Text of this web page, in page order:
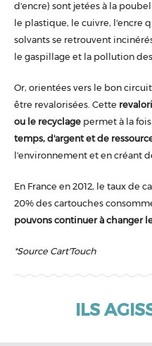
d'encre) sont jetées à la
le plastique, le cuivre, l'encre
solvants se retrouvent
le gaspillage et la pollution
Or, orientées vers le bon
être revalorisées. Cette
ou le recyclage permet à la
temps, d'argent et de
l'environnement et en créant
En France en 2012, le taux de
20% des cartouches
pouvons continuer à changer
*Source Cart'Touch
ILS